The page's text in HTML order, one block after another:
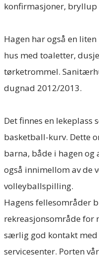
konfirmasjoner, bryllup
Hagen har også en
hus med toaletter,
tørketrommel.
dugnad 2012/2013.
Det finnes en
basketball-kurv. Dette
barna, både i hagen og
også innimellom av de
volleyballspilling.
Hagens fellesområder
rekreasjonsområde for
særlig god kontakt med
servicesenter. Porten